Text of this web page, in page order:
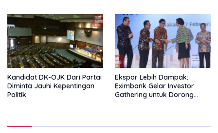
Kandidat DK-OJK Dari Partai
Diminta Jauhi Kepentingan
Politik
Ekspor Lebih Dampak:
Eximbank Gelar Investor
Gathering untuk Dorong